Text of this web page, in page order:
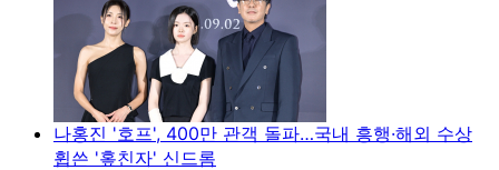
나홍진 '호프', 400만 관객 돌파…국내 흥행·해외 수상
휩쓴 '홒친자' 신드롬